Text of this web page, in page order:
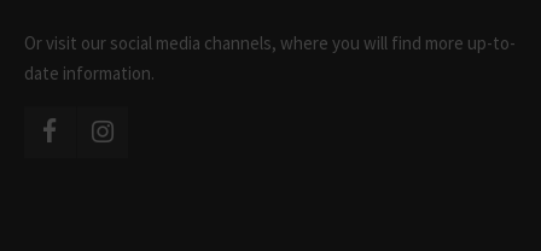
Or visit our social media channels, where you will find more up-to-
date information.